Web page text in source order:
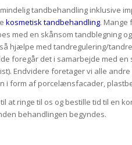
tandbehandling inklusive
kosmetisk tandbehandling. Mange
med en skånsom tandblegning
hjælpe med tandregulering/
foregår det i samarbejde med en
Endvidere foretager vi alle
i form af porcelænsfacader,
at ringe til os og bestille tid til en
behandlingen begyndes.